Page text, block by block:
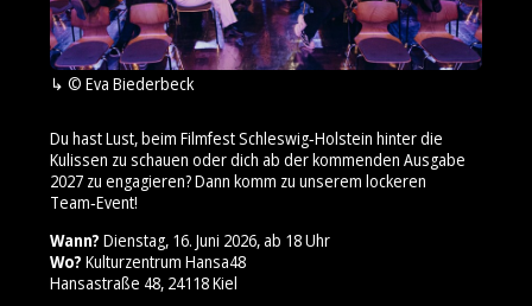
© Eva Biederbeck
Du hast Lust, beim Filmfest Schleswig‑Holstein hinter die
Kulissen zu schauen oder dich ab der kommenden Ausgabe
2027 zu engagieren? Dann komm zu unserem lockeren
Team‑Event!
Wann? Dienstag, 16. Juni 2026, ab 18 Uhr
Wo? Kulturzentrum Hansa48
Hansastraße 48, 24118 Kiel